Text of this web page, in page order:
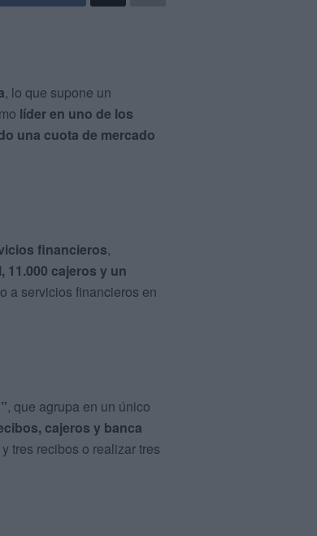
, lo que supone un
líder en uno de los
una cuota de mercado
financieros,
11.000 cajeros y un
a servicios financieros en
, que agrupa en un único
cajeros y banca
tres recibos o realizar tres